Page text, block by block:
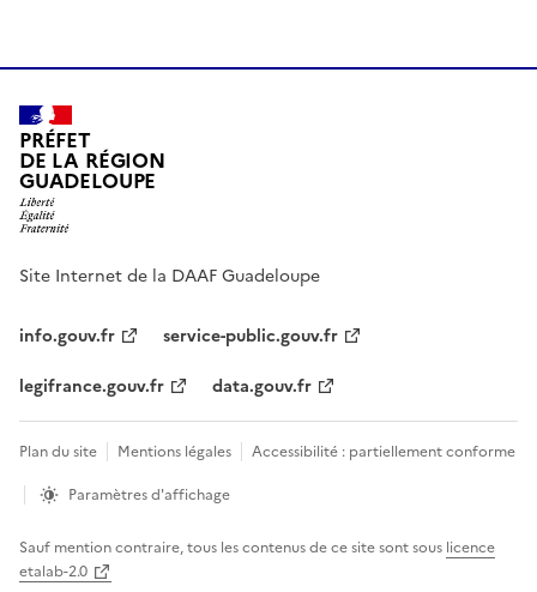
PRÉFET
DE LA RÉGION
GUADELOUPE
Site Internet de la DAAF Guadeloupe
info.gouv.fr
service-public.gouv.fr
legifrance.gouv.fr
data.gouv.fr
Plan du site Mentions légales
Accessibilité : partiellement conforme
Paramètres d'affichage
Sauf mention contraire, tous les contenus de ce site sont sous licence
etalab-2.0